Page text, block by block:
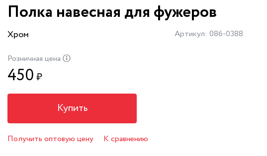
Полка навесная для фужеров
Хром Артикул: 086-0388
Розничная цена
450 ₽
Купить
Получить оптовую цену К сравнению